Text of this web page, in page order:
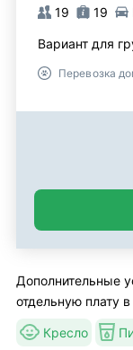
19 19
Вариант для
Перевозка
Дополнительные
отдельную плату
Кресло